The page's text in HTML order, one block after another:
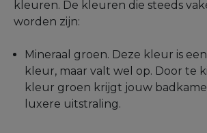
kleuren. De kleuren die steeds
worden zijn:
Mineraal groen. Deze kleur is
kleur, maar valt wel op. Door te
kleur groen krijgt jouw
luxere uitstraling.